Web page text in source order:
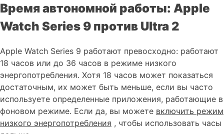
Время автономной работы: Apple
Watch Series 9 против Ultra 2
Apple Watch Series 9 работают превосходно: работают
18 часов или до 36 часов в режиме низкого
энергопотребления. Хотя 18 часов может показаться
достаточным, их может быть меньше, если вы часто
используете определенные приложения, работающие в
фоновом режиме. Если да, вы можете включить режим
низкого энергопотребления , чтобы использовать часы